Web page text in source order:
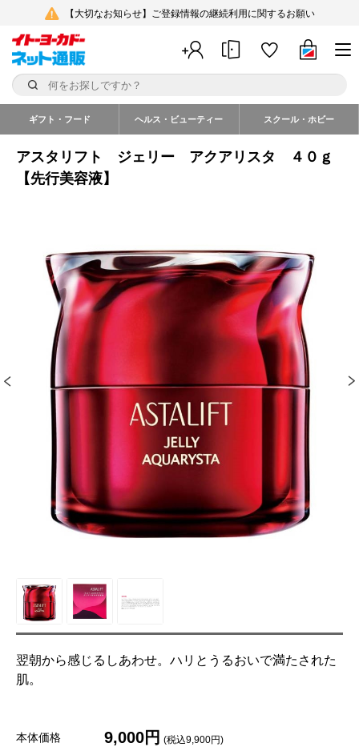
【大切なお知らせ】ご登録情報の継続利用に関するお願い
ギフト・フード ヘルス・ビューティー スクール・ホビー
アスタリフト ジェリー アクアリスタ ４０ｇ
【先行美容液】
翌朝から感じるしあわせ。ハリとうるおいで満たされた
肌。
本体価格 9,000円 (税込9,900円)